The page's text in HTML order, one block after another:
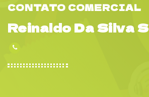
CONTATO COMERCIAL
Reinaldo Da Silva